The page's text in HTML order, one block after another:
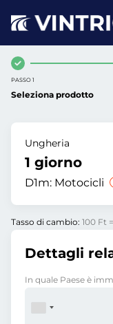
PASSO 1
Seleziona prodotto
Ungheria
1 giorno
D1m: Motocicli
Tasso di cambio: 100 Ft
Dettagli
In quale Paese è